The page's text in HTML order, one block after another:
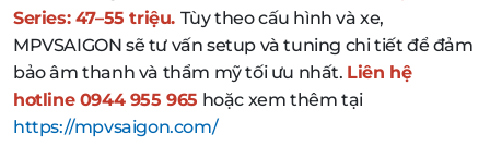
Series: 47–55 triệu. Tùy theo cấu hình và xe,
MPVSAIGON sẽ tư vấn setup và tuning chi tiết để đảm
bảo âm thanh và thẩm mỹ tối ưu nhất. Liên hệ
hotline 0944 955 965 hoặc xem thêm tại
https://mpvsaigon.com/